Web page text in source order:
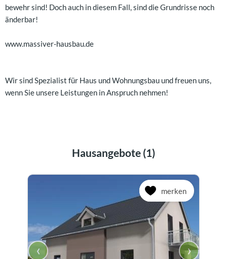
bewehr sind! Doch auch in diesem Fall, sind die Grundrisse noch
änderbar!
www.massiver-hausbau.de
Wir sind Spezialist für Haus und Wohnungsbau und freuen uns,
wenn Sie unsere Leistungen in Anspruch nehmen!
Hausangebote (1)
merken
‹ ›